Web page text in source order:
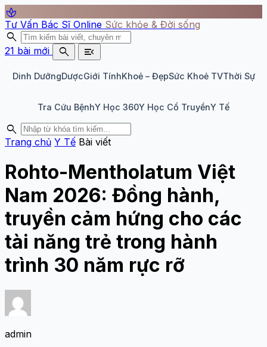
spa
Tư Vấn Bác Sĩ Online Sức khỏe & Đời sống
search
21 bài mới search menu_open
Dinh DưỡngDượcGiới TínhKhoẻ – ĐẹpSức Khoẻ TVThời Sự
Tra Cứu BệnhY Học 360Y Học Cổ TruyềnY Tế
search
Trang chủ Y Tế Bài viết
Rohto-Mentholatum Việt
Nam 2026: Đồng hành,
truyền cảm hứng cho các
tài năng trẻ trong hành
trình 30 năm rực rỡ
admin